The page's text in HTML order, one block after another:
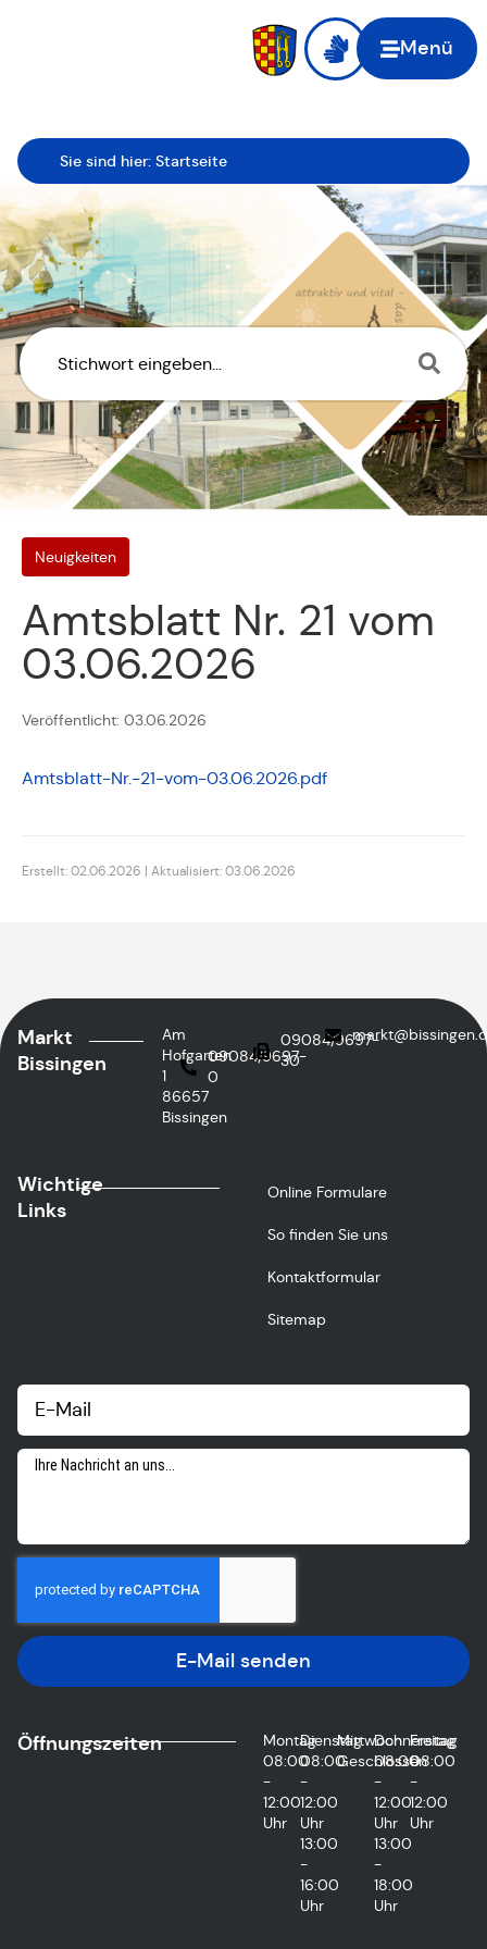
Menü
Sie sind hier: Startseite
Neuigkeiten
Amtsblatt Nr. 21 vom
03.06.2026
Veröffentlicht: 03.06.2026
Amtsblatt-Nr.-21-vom-03.06.2026.pdf
Erstellt: 02.06.2026 | Aktualisiert: 03.06.2026
Markt
Bissingen
Am
Hofgarten
1
86657
Bissingen
09084/9697-
0
09084/9697-
30
markt
Wichtige
Links
Online Formulare
So finden Sie uns
Kontaktformular
Sitemap
E-Mail senden
Öffnungszeiten
Montag
08:00
-
12:00
Uhr
Dienstag
08:00
-
12:00
Uhr
13:00
-
16:00
Uhr
Mittwoch
Geschlossen
Donnerstag
08:00
-
12:00
Uhr
13:00
-
18:00
Uhr
Freitag
08:00
-
12:00
Uhr